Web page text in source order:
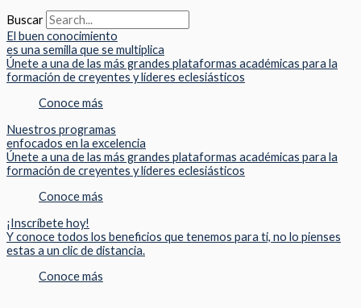
Buscar
El buen conocimiento
es una semilla que se multiplica
Únete a una de las más grandes plataformas académicas para la
formación de creyentes y líderes eclesiásticos
Conoce más
Nuestros programas
enfocados en la excelencia
Únete a una de las más grandes plataformas académicas para la
formación de creyentes y líderes eclesiásticos
Conoce más
¡Inscríbete hoy!
Y conoce todos los beneficios que tenemos para ti, no lo pienses
estas a un clic de distancia.
Conoce más